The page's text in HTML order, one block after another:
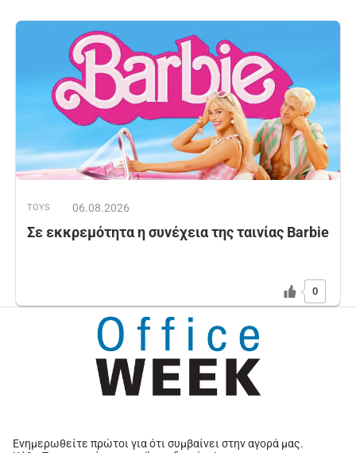
TOYS 06.08.2026
Σε εκκρεμότητα η συνέχεια της ταινίας Barbie
0
Ενημερωθείτε πρώτοι για ότι συμβαίνει στην αγορά μας.